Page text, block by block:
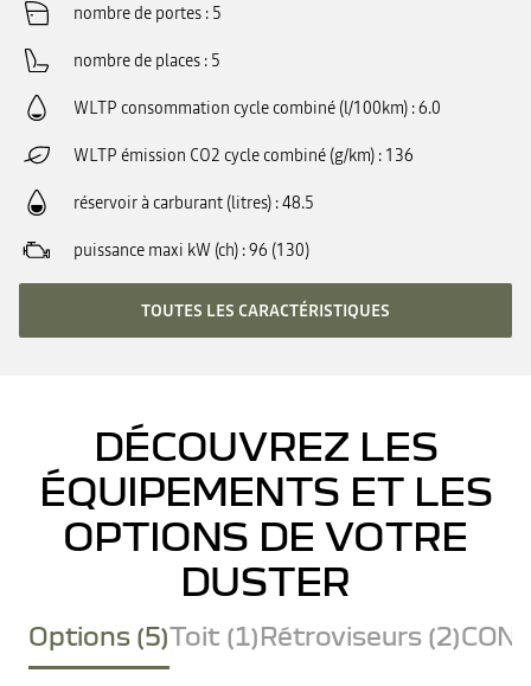
nombre de portes 5
nombre de places 5
WLTP consommation cycle combiné (l/100km) 6.0
WLTP émission CO2 cycle combiné (g/km) 136
réservoir à carburant (litres) 48.5
puissance maxi kW (ch) 96 (130)
TOUTES LES CARACTÉRISTIQUES
DÉCOUVREZ LES
ÉQUIPEMENTS ET LES
OPTIONS DE VOTRE
DUSTER
Options (5)Toit (1)Rétroviseurs (2)